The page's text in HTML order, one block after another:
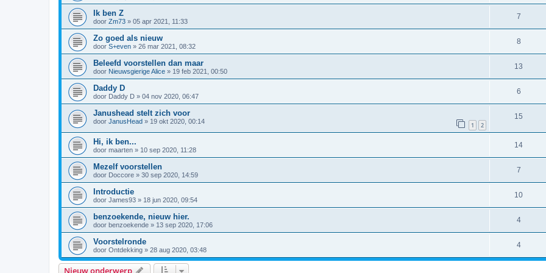
Ik ben Z
door Zm73 » 05 apr 2021, 11:33
7
Zo goed als nieuw
door S+even » 26 mar 2021, 08:32
8
Beleefd voorstellen dan maar
door Nieuwsgierige Alice » 19 feb 2021, 00:50
13
Daddy D
door Daddy D » 04 nov 2020, 06:47
6
Janushead stelt zich voor
door JanusHead » 19 okt 2020, 00:14 1 2
15
Hi, ik ben...
door maarten » 10 sep 2020, 11:28
14
Mezelf voorstellen
door Doccore » 30 sep 2020, 14:59
7
Introductie
door James93 » 18 jun 2020, 09:54
10
benzoekende, nieuw hier.
door benzoekende » 13 sep 2020, 17:06
4
Voorstelronde
door Ontdekking » 28 aug 2020, 03:48
4
Nieuw onderwerp